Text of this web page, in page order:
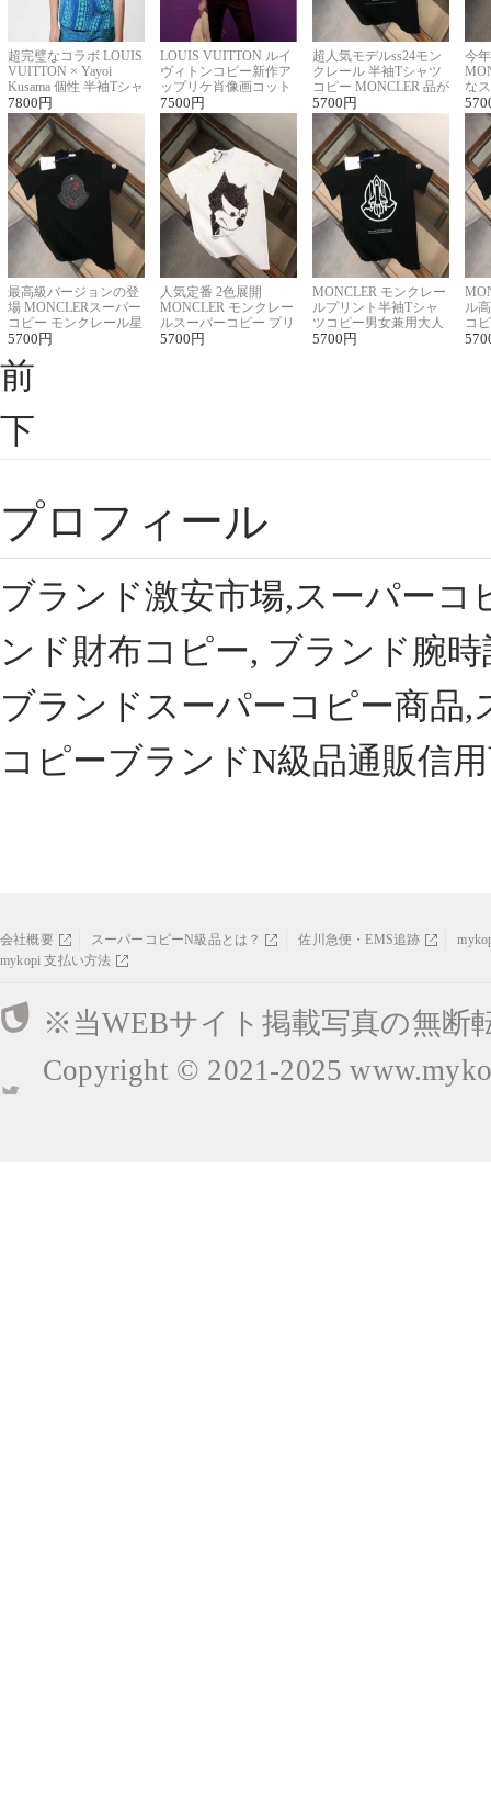
超完璧なコラボ LOUIS
VUITTON × Yayoi
Kusama 個性 半袖Tシャ
ツコピー男女兼用
7800 円
LOUIS VUITTON ルイ
ヴィトンコピー新作ア
ップリケ肖像画コット
ンニット半袖Tシャツ
7500 円
超人気モデルss24モン
クレール 半袖Tシャツ
コピー MONCLER 品が
良く見た目
5700 円
今
な
ル
最高級バージョンの登
場 MONCLERスーパー
コピー モンクレール星
座半袖Tシャツ
5700 円
人気定番 2色展開
MONCLER モンクレー
ルスーパーコピー プリ
ント半袖Tシャツ
5700 円
MONCLER モンクレー
ルプリント半袖Tシャ
ツコピー男女兼用大人
可愛い春夏コーデ
5700 円
ル
コ
ィ
前
下
プロフィール
ブランド激安市場,スーパー
ンド財布コピー, ブランド腕
ブランドスーパーコピー商品
コピーブランドN級品通販信
会社概要 スーパーコピーN級品とは？ 佐川急便・EMS追跡
mykopi 支払い方法
※当WEBサイト掲載写真の無断
Copyright © 2021-2025